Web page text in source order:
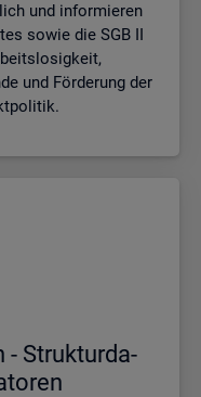
und informieren
sowie die SGB II
und Förderung der
- Struk­tur­da­